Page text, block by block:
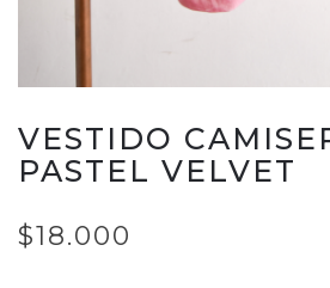
VESTIDO
PASTEL VELVET
$18.000